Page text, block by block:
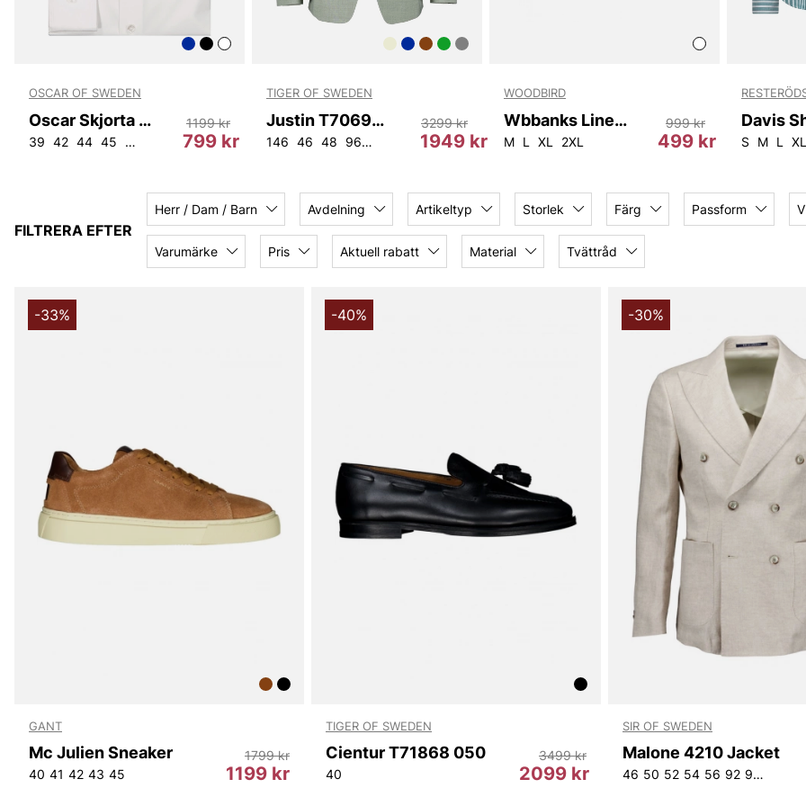
OSCAR OF SWEDEN
Oscar Skjorta 6000 w out pocket
39 42 44 45 47 38
799 kr
1199 kr
TIGER OF SWEDEN
Justin T70699 07B
146 46 48 96 150 152 52 50 154 54 56 156
1949 kr
3299 kr
WOODBIRD
Wbbanks Linen Shirt
M L XL 2XL 499 kr
999 kr Davis
S M L XL
FILTRERA EFTER
Herr / Dam / Barn Avdelning Artikeltyp Storlek Färg Passform
Varumärke Pris Aktuell rabatt Material Tvättråd
-33%
GANT
Mc Julien Sneaker
40 41 42 43 45 1199 kr
1799 kr
-40%
TIGER OF SWEDEN
Cientur T71868 050
40 2099 kr
3499 kr
-30%
SIR OF SWEDEN
Malone 4210 Jacket
46 50 52 54 56 92 96